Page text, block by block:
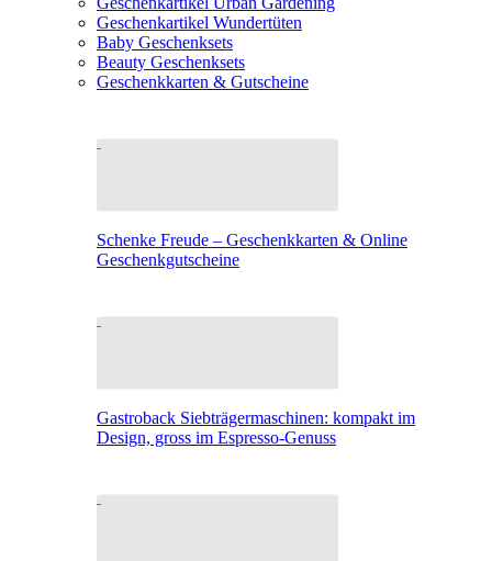
Geschenkartikel Wundertüten
Baby Geschenksets
Beauty Geschenksets
Geschenkkarten & Gutscheine
Schenke Freude – Geschenkkarten & Online
Geschenkgutscheine
Gastroback Siebträgermaschinen: kompakt im
Design, gross im Espresso-Genuss